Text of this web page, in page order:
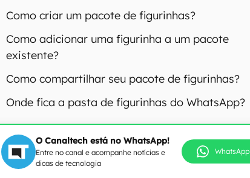
Como criar um pacote de figurinhas?
Como adicionar uma figurinha a um pacote
existente?
Como compartilhar seu pacote de figurinhas?
Onde fica a pasta de figurinhas do WhatsApp?
O Canaltech está no WhatsApp!
Entre no canal e acompanhe notícias e
dicas de tecnologia
WhatsApp